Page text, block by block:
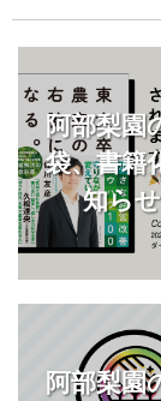
阿部梨園
袋、書籍
知らせ
阿部梨園